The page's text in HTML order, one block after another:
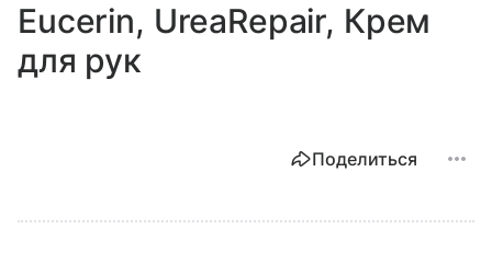
Eucerin, UreaRepair, Крем
для рук
Поделиться